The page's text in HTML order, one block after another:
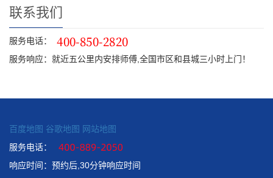
联系我们
服务电话：
服务响应：就近五公里内安排师傅,全国市区和县城三小时上门！
百度地图 谷歌地图 网站地图
服务电话：
响应时间：预约后,30分钟响应时间